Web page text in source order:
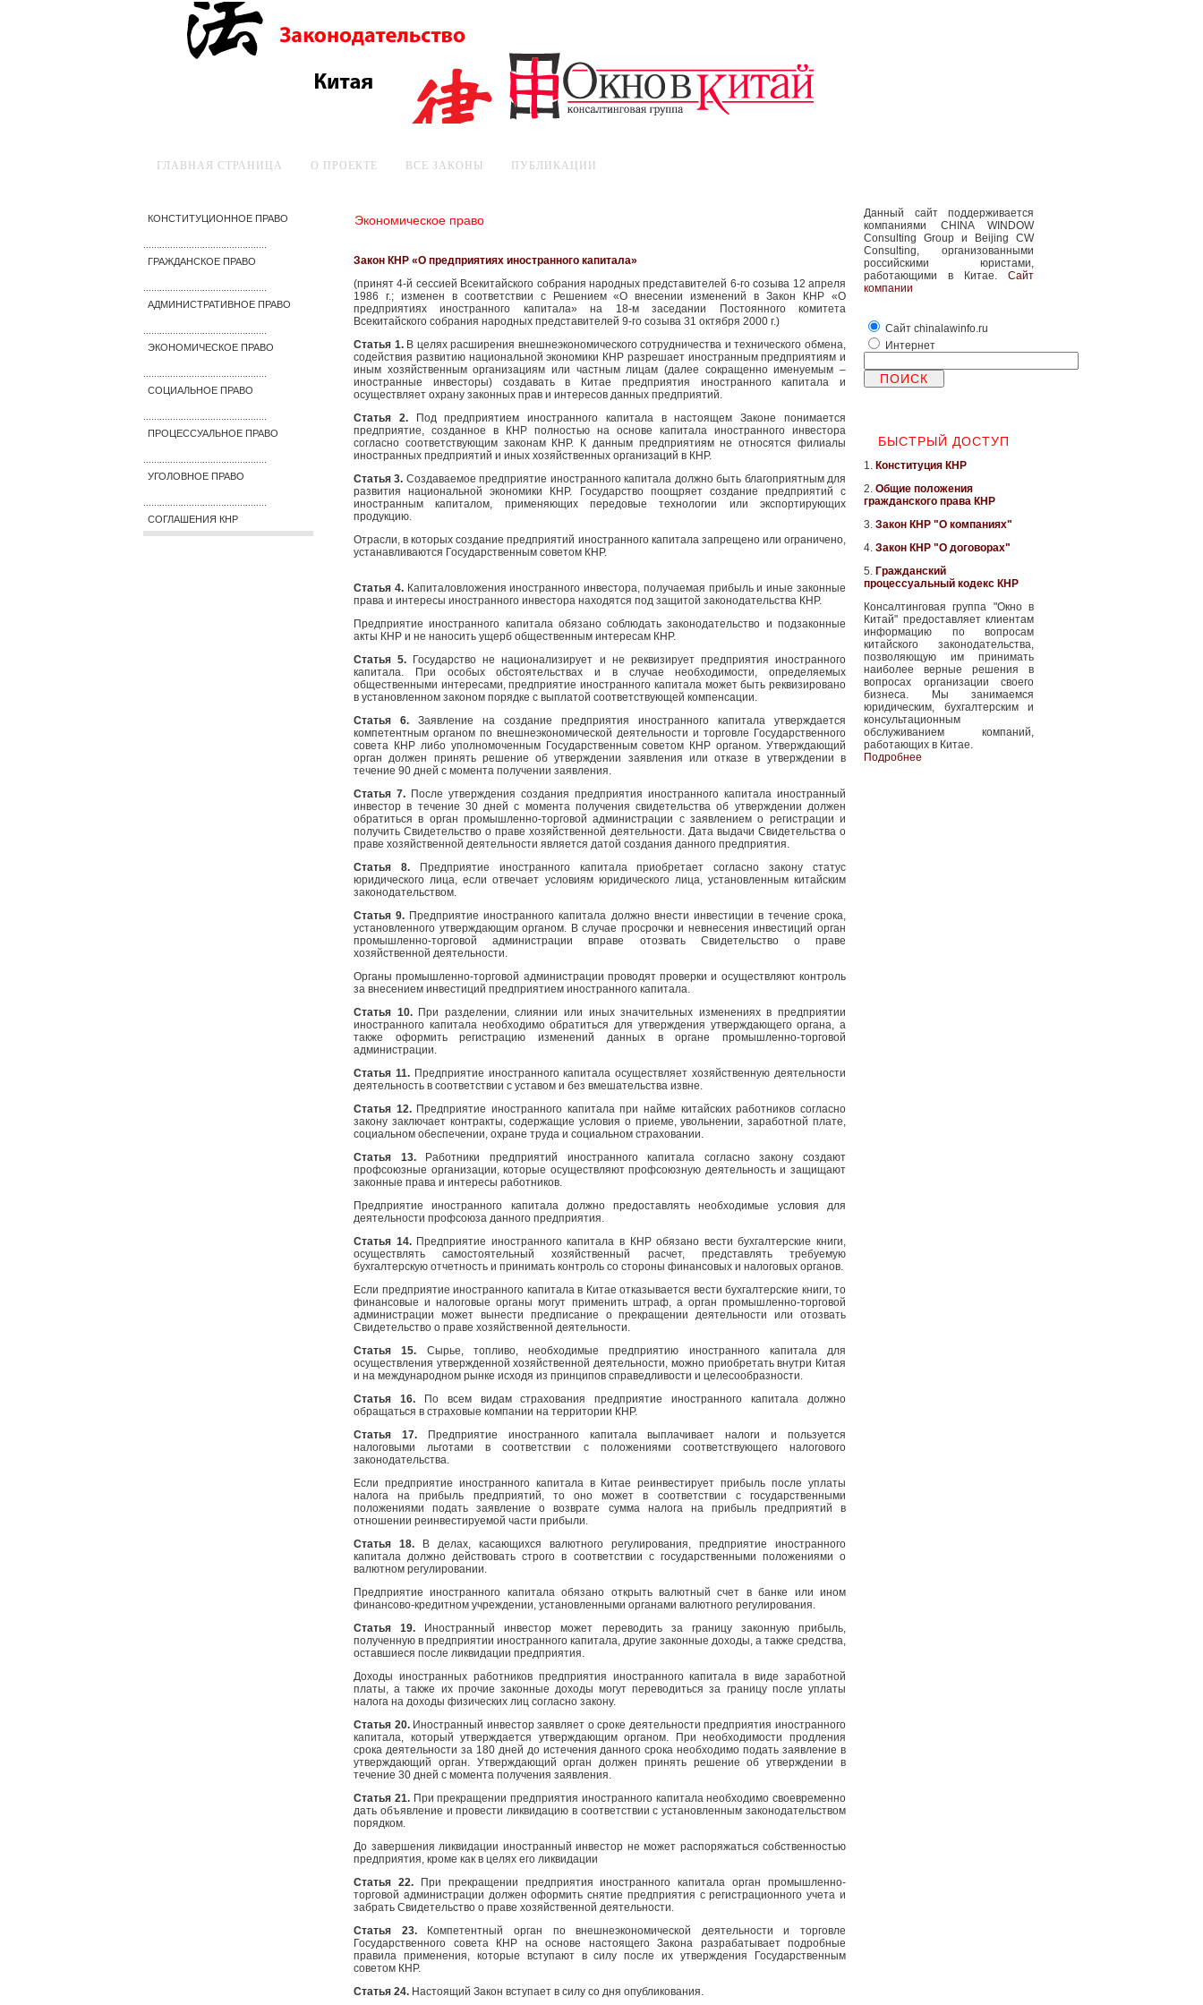
ГЛАВНАЯ СТРАНИЦА О ПРОЕКТЕ ВСЕ ЗАКОНЫ ПУБЛИКАЦИИ
КОНСТИТУЦИОННОЕ ПРАВО
ГРАЖДАНСКОЕ ПРАВО
АДМИНИСТРАТИВНОЕ ПРАВО
ЭКОНОМИЧЕСКОЕ ПРАВО
СОЦИАЛЬНОЕ ПРАВО
ПРОЦЕССУАЛЬНОЕ ПРАВО
УГОЛОВНОЕ ПРАВО
СОГЛАШЕНИЯ КНР
Экономическое право
Закон КНР «О предприятиях иностранного капитала»
(принят 4-й сессией Всекитайского собрания народных представителей 6-го созыва 12 апреля
1986 г.; изменен в соответствии с Решением «О внесении изменений в Закон КНР «О
предприятиях иностранного капитала» на 18-м заседании Постоянного комитета
Всекитайского собрания народных представителей 9-го созыва 31 октября 2000 г.)
Статья 1.В целях расширения внешнеэкономического сотрудничества и технического обмена,
содействия развитию национальной экономики КНР разрешает иностранным предприятиям и
иным хозяйственным организациям или частным лицам (далее сокращенно именуемым –
иностранные инвесторы) создавать в Китае предприятия иностранного капитала и
осуществляет охрану законных прав и интересов данных предприятий.
Статья 2.Под предприятием иностранного капитала в настоящем Законе понимается
предприятие, созданное в КНР полностью на основе капитала иностранного инвестора
согласно соответствующим законам КНР. К данным предприятиям не относятся филиалы
иностранных предприятий и иных хозяйственных организаций в КНР.
Статья 3. Создаваемое предприятие иностранного капитала должно быть благоприятным для
развития национальной экономики КНР. Государство поощряет создание предприятий с
иностранным капиталом, применяющих передовые технологии или экспортирующих
продукцию.
Отрасли, в которых создание предприятий иностранного капитала запрещено или ограничено,
устанавливаются Государственным советом КНР.
Статья 4.Капиталовложения иностранного инвестора, получаемая прибыль и иные законные
права и интересы иностранного инвестора находятся под защитой законодательства КНР.
Предприятие иностранного капитала обязано соблюдать законодательство и подзаконные
акты КНР и не наносить ущерб общественным интересам КНР.
Статья 5. Государство не национализирует и не реквизирует предприятия иностранного
капитала. При особых обстоятельствах и в случае необходимости, определяемых
общественными интересами, предприятие иностранного капитала может быть реквизировано
в установленном законом порядке с выплатой соответствующей компенсации.
Статья 6. Заявление на создание предприятия иностранного капитала утверждается
компетентным органом по внешнеэкономической деятельности и торговле Государственного
совета КНР либо уполномоченным Государственным советом КНР органом. Утверждающий
орган должен принять решение об утверждении заявления или отказе в утверждении в
течение 90 дней с момента получении заявления.
Статья 7. После утверждения создания предприятия иностранного капитала иностранный
инвестор в течение 30 дней с момента получения свидетельства об утверждении должен
обратиться в орган промышленно-торговой администрации с заявлением о регистрации и
получить Свидетельство о праве хозяйственной деятельности. Дата выдачи Свидетельства о
праве хозяйственной деятельности является датой создания данного предприятия.
Статья 8.Предприятие иностранного капитала приобретает согласно закону статус
юридического лица, если отвечает условиям юридического лица, установленным китайским
законодательством.
Статья 9. Предприятие иностранного капитала должно внести инвестиции в течение срока,
установленного утверждающим органом. В случае просрочки и невнесения инвестиций орган
промышленно-торговой администрации вправе отозвать Свидетельство о праве
хозяйственной деятельности.
Органы промышленно-торговой администрации проводят проверки и осуществляют контроль
за внесением инвестиций предприятием иностранного капитала.
Статья 10. При разделении, слиянии или иных значительных изменениях в предприятии
иностранного капитала необходимо обратиться для утверждения утверждающего органа, а
также оформить регистрацию изменений данных в органе промышленно-торговой
администрации.
Статья 11. Предприятие иностранного капитала осуществляет хозяйственную деятельности
деятельность в соответствии с уставом и без вмешательства извне.
Статья 12. Предприятие иностранного капитала при найме китайских работников согласно
закону заключает контракты, содержащие условия о приеме, увольнении, заработной плате,
социальном обеспечении, охране труда и социальном страховании.
Статья 13. Работники предприятий иностранного капитала согласно закону создают
профсоюзные организации, которые осуществляют профсоюзную деятельность и защищают
законные права и интересы работников.
Предприятие иностранного капитала должно предоставлять необходимые условия для
деятельности профсоюза данного предприятия.
Статья 14. Предприятие иностранного капитала в КНР обязано вести бухгалтерские книги,
осуществлять самостоятельный хозяйственный расчет, представлять требуемую
бухгалтерскую отчетность и принимать контроль со стороны финансовых и налоговых органов.
Если предприятие иностранного капитала в Китае отказывается вести бухгалтерские книги, то
финансовые и налоговые органы могут применить штраф, а орган промышленно-торговой
администрации может вынести предписание о прекращении деятельности или отозвать
Свидетельство о праве хозяйственной деятельности.
Статья 15. Сырье, топливо, необходимые предприятию иностранного капитала для
осуществления утвержденной хозяйственной деятельности, можно приобретать внутри Китая
и на международном рынке исходя из принципов справедливости и целесообразности.
Статья 16.По всем видам страхования предприятие иностранного капитала должно
обращаться в страховые компании на территории КНР.
Статья 17. Предприятие иностранного капитала выплачивает налоги и пользуется
налоговыми льготами в соответствии с положениями соответствующего налогового
законодательства.
Если предприятие иностранного капитала в Китае реинвестирует прибыль после уплаты
налога на прибыль предприятий, то оно может в соответствии с государственными
положениями подать заявление о возврате сумма налога на прибыль предприятий в
отношении реинвестируемой части прибыли.
Статья 18. В делах, касающихся валютного регулирования, предприятие иностранного
капитала должно действовать строго в соответствии с государственными положениями о
валютном регулировании.
Предприятие иностранного капитала обязано открыть валютный счет в банке или ином
финансово-кредитном учреждении, установленными органами валютного регулирования.
Статья 19. Иностранный инвестор может переводить за границу законную прибыль,
полученную в предприятии иностранного капитала, другие законные доходы, а также средства,
оставшиеся после ликвидации предприятия.
Доходы иностранных работников предприятия иностранного капитала в виде заработной
платы, а также их прочие законные доходы могут переводиться за границу после уплаты
налога на доходы физических лиц согласно закону.
Статья 20.Иностранный инвестор заявляет о сроке деятельности предприятия иностранного
капитала, который утверждается утверждающим органом. При необходимости продления
срока деятельности за 180 дней до истечения данного срока необходимо подать заявление в
утверждающий орган. Утверждающий орган должен принять решение об утверждении в
течение 30 дней с момента получения заявления.
Статья 21. При прекращении предприятия иностранного капитала необходимо своевременно
дать объявление и провести ликвидацию в соответствии с установленным законодательством
порядком.
До завершения ликвидации иностранный инвестор не может распоряжаться собственностью
предприятия, кроме как в целях его ликвидации
Статья 22. При прекращении предприятия иностранного капитала орган промышленно-
торговой администрации должен оформить снятие предприятия с регистрационного учета и
забрать Свидетельство о праве хозяйственной деятельности.
Статья 23. Компетентный орган по внешнеэкономической деятельности и торговле
Государственного совета КНР на основе настоящего Закона разрабатывает подробные
правила применения, которые вступают в силу после их утверждения Государственным
советом КНР.
Статья 24. Настоящий Закон вступает в силу со дня опубликования.
Данный сайт поддерживается
компаниями CHINA WINDOW
Consulting Group и Beijing CW
Consulting, организованными
российскими юристами,
работающими в Китае. Сайт
компании
Сайт chinalawinfo.ru
Интернет
БЫСТРЫЙ ДОСТУП
1. Конституция КНР
2. Общие положения
гражданского права КНР
3. Закон КНР "О компаниях"
4. Закон КНР "О договорах"
5. Гражданский
процессуальный кодекс КНР
Консалтинговая группа "Окно в
Китай" предоставляет клиентам
информацию по вопросам
китайского законодательства,
позволяющую им принимать
наиболее верные решения в
вопросах организации своего
бизнеса. Мы занимаемся
юридическим, бухгалтерским и
консультационным
обслуживанием компаний,
работающих в Китае.
Подробнее